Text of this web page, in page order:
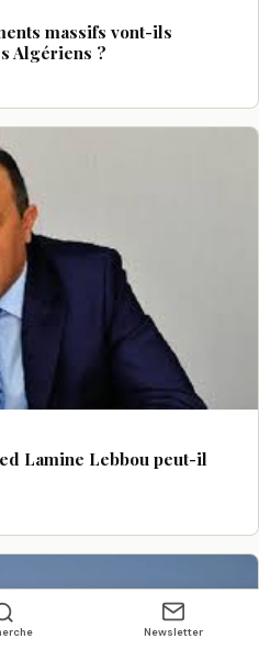
massifs vont-ils
Algériens ?
Lamine Lebbou peut-il
Newsletter